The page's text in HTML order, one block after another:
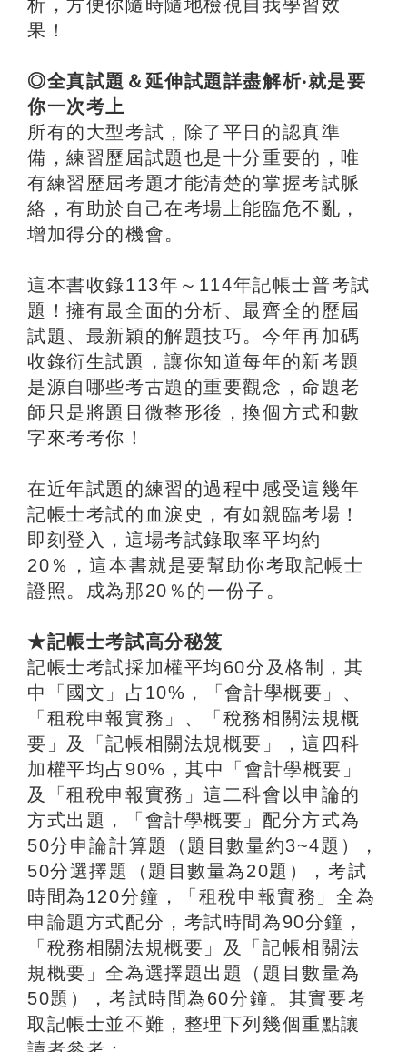
析，方便你隨時隨地檢視自我學習效
果！
◎全真試題＆延伸試題詳盡解析‧就是要
你一次考上
所有的大型考試，除了平日的認真準
備，練習歷屆試題也是十分重要的，唯
有練習歷屆考題才能清楚的掌握考試脈
絡，有助於自己在考場上能臨危不亂，
增加得分的機會。
這本書收錄113年～114年記帳士普考試
題！擁有最全面的分析、最齊全的歷屆
試題、最新穎的解題技巧。今年再加碼
收錄衍生試題，讓你知道每年的新考題
是源自哪些考古題的重要觀念，命題老
師只是將題目微整形後，換個方式和數
字來考考你！
在近年試題的練習的過程中感受這幾年
記帳士考試的血淚史，有如親臨考場！
即刻登入，這場考試錄取率平均約
20％，這本書就是要幫助你考取記帳士
證照。成為那20％的一份子。
★記帳士考試高分秘笈
記帳士考試採加權平均60分及格制，其
中「國文」占10%，「會計學概要」、
「租稅申報實務」、「稅務相關法規概
要」及「記帳相關法規概要」，這四科
加權平均占90%，其中「會計學概要」
及「租稅申報實務」這二科會以申論的
方式出題，「會計學概要」配分方式為
50分申論計算題（題目數量約3~4題），
50分選擇題（題目數量為20題），考試
時間為120分鐘，「租稅申報實務」全為
申論題方式配分，考試時間為90分鐘，
「稅務相關法規概要」及「記帳相關法
規概要」全為選擇題出題（題目數量為
50題），考試時間為60分鐘。其實要考
取記帳士並不難，整理下列幾個重點讓